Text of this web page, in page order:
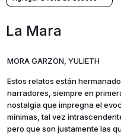
La Mara
MORA GARZON, YULIETH
Estos relatos están
narradores, siempre en
nostalgia que impregna el
mínimas, tal vez
pero que son justamente las